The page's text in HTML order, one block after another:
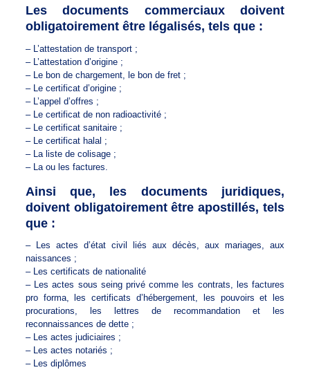
Les documents commerciaux doivent
obligatoirement être légalisés, tels que :
– L’attestation de transport ;
– L’attestation d’origine ;
– Le bon de chargement, le bon de fret ;
– Le certificat d’origine ;
– L’appel d’offres ;
– Le certificat de non radioactivité ;
– Le certificat sanitaire ;
– Le certificat halal ;
– La liste de colisage ;
– La ou les factures.
Ainsi que, les documents juridiques,
doivent obligatoirement être apostillés, tels
que :
– Les actes d’état civil liés aux décès, aux mariages, aux
naissances ;
– Les certificats de nationalité
– Les actes sous seing privé comme les contrats, les factures
pro forma, les certificats d’hébergement, les pouvoirs et les
procurations, les lettres de recommandation et les
reconnaissances de dette ;
– Les actes judiciaires ;
– Les actes notariés ;
– Les diplômes